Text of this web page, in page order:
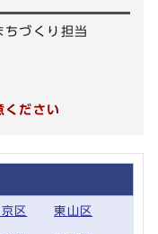
ちづくり担当
ください
区 東山区